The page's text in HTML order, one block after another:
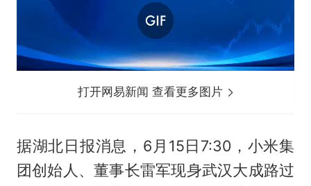
打开网易新闻 查看更多图片
据湖北日报消息，6月15日7:30，小米集
团创始人、董事长雷军现身武汉大成路过